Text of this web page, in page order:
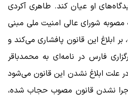
او عیان کند. طاهری آکردی
مصوبه شورای عالی امنیت ملی مبنی
ابلاغ این قانون پافشاری می‌کند و
فارس در نامه‌ای به محمدباقر
علت ابلاغ نشدن این قانون می‌شود
نشدن قانون مصوب حجاب شده،